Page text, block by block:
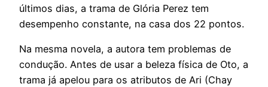
últimos dias, a trama de Glória Perez tem
desempenho constante, na casa dos 22 pontos.
Na mesma novela, a autora tem problemas de
condução. Antes de usar a beleza física de Oto, a
trama já apelou para os atributos de Ari (Chay